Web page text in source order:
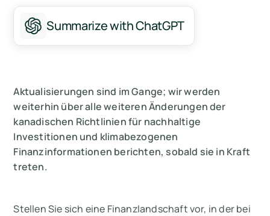
In Kanada hergestellte Richtlinien für
nachhaltiges Investieren
Implikationen für kanadische Unternehmen
und Investoren
Die Experten äußern sich: Perspektiven auf
Kanadas Initiative
Gegenargumenten
Summarize with ChatGPT
Aktualisierungen sind im Gange; wir werden
weiterhin über alle weiteren Änderungen der
kanadischen Richtlinien für nachhaltige
Investitionen und klimabezogenen
Finanzinformationen berichten, sobald sie in Kraft
treten.
Stellen Sie sich eine Finanzlandschaft vor, in der bei